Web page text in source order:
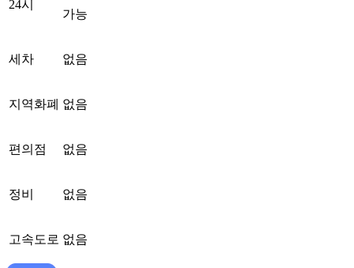
24시
가능
세차 없음
지역화폐 없음
편의점 없음
정비 없음
고속도로 없음